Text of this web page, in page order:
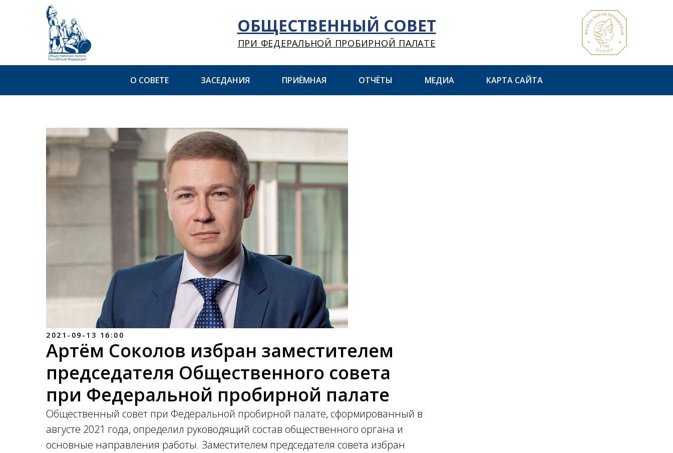
ОБЩЕСТВЕННЫЙ СОВЕТ
ПРИ ФЕДЕРАЛЬНОЙ ПРОБИРНОЙ ПАЛАТЕ
О СОВЕТЕ ЗАСЕДАНИЯ ПРИЁМНАЯ ОТЧЁТЫ МЕДИА КАРТА САЙТА
2021-09-13 16:00
Артём Соколов избран заместителем
председателя Общественного совета
при Федеральной пробирной палате
Общественный совет при Федеральной пробирной палате, сформированный в
августе 2021 года, определил руководящий состав общественного органа и
основные направления работы. Заместителем председателя совета избран